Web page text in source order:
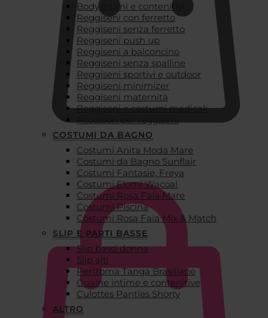
Body intimi e contenitivi
Reggiseni con ferretto
Reggiseni senza ferretto
Reggiseni push up
Reggiseni a balconcino
Reggiseni senza spalline
Reggiseni sportivi e outdoor
Reggiseni minimizer
Reggiseni maternità
Reggiseni e costumi medicali
Accessori per reggiseni
COSTUMI DA BAGNO
Costumi Anita Moda Mare
Costumi da Bagno Sunflair
Costumi Fantasie, Freya
Costumi Elomi Wacoal
Costumi Rosa Faia Mare
Costumi Piscina
Costumi Rosa Faia Mix & Match
SLIP E PARTI BASSE
Slip bassi donna
Slip alti
Perizoma Tanga Brasiliane
Guaine intime e contenitive
Culottes Panties Shorty
ALTRO